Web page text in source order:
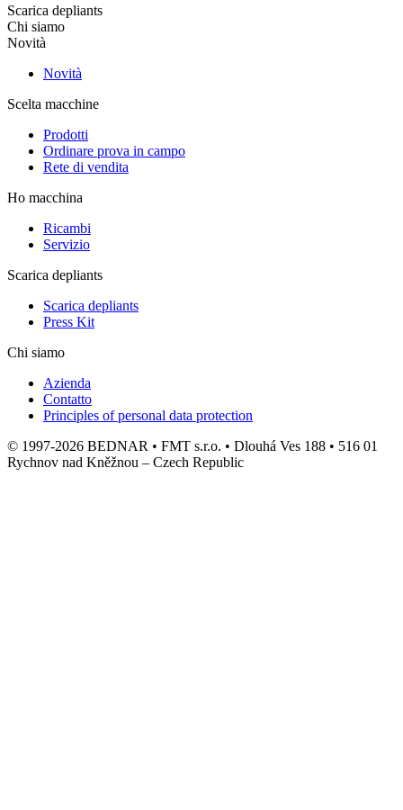
Scarica depliants
Chi siamo
Novità
Novità
Scelta macchine
Prodotti
Ordinare prova in campo
Rete di vendita
Ho macchina
Ricambi
Servizio
Scarica depliants
Scarica depliants
Press Kit
Chi siamo
Azienda
Contatto
Principles of personal data protection
© 1997-2026 BEDNAR • FMT s.r.o. • Dlouhá Ves 188 • 516 01
Rychnov nad Kněžnou – Czech Republic